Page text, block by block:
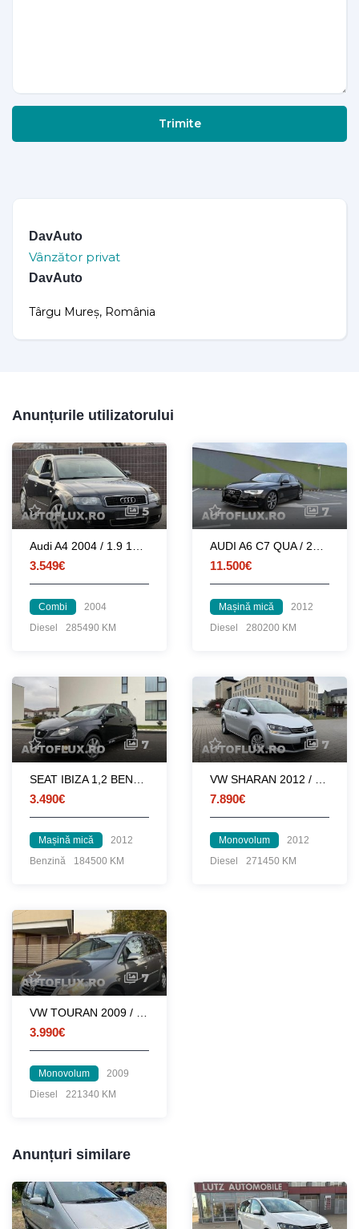
Trimite
DavAuto
Vânzător privat
DavAuto
Târgu Mureș, România
Anunțurile utilizatorului
5
3.549€
Combi
2004
Diesel
285490 KM
7
11.500€
Mașină mică
2012
Diesel
280200 KM
7
3.490€
Mașină mică
2012
Benzină
184500 KM
7
7.890€
Monovolum
2012
Diesel
271450 KM
7
3.990€
Monovolum
2009
Diesel
221340 KM
Anunțuri similare